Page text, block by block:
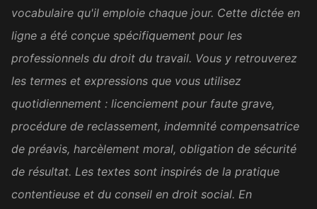
AD Amara D.
FLE
SC Sandrine C.
Excellent. Merci et félicitations.
vocabulaire qu'il emploie chaque jour. Cette dictée en
ligne a été conçue spécifiquement pour les
professionnels du droit du travail. Vous y retrouverez
les termes et expressions que vous utilisez
quotidiennement : licenciement pour faute grave,
procédure de reclassement, indemnité compensatrice
de préavis, harcèlement moral, obligation de sécurité
de résultat. Les textes sont inspirés de la pratique
contentieuse et du conseil en droit social. En